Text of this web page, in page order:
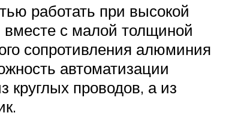
работать при высокой
вместе с малой толщиной
сопротивления алюминия
автоматизации
круглых проводов, а из